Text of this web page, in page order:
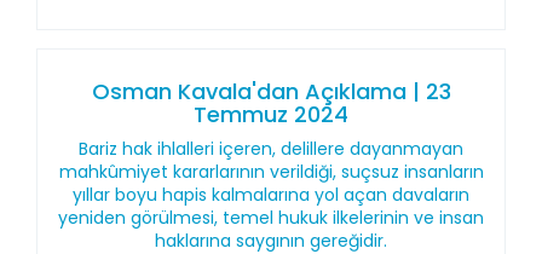
Osman Kavala'dan Açıklama | 23
Temmuz 2024
Bariz hak ihlalleri içeren, delillere dayanmayan
mahkûmiyet kararlarının verildiği, suçsuz insanların
yıllar boyu hapis kalmalarına yol açan davaların
yeniden görülmesi, temel hukuk ilkelerinin ve insan
haklarına saygının gereğidir.